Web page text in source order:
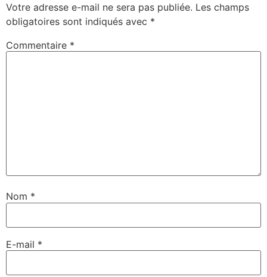
Votre adresse e-mail ne sera pas publiée. Les champs
obligatoires sont indiqués avec *
Commentaire *
Nom *
E-mail *